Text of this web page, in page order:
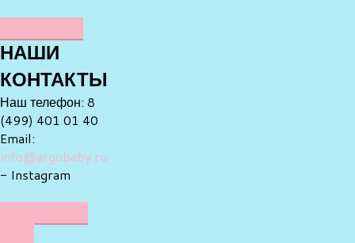
НАШИ
КОНТАКТЫ
Наш телефон: 8
(499) 401 01 40
Email:
info@argobaby.ru
- Instagram